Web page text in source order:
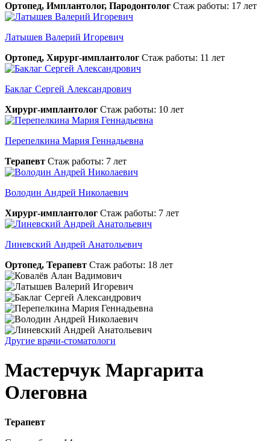
Ортопед, Имплантолог, Пародонтолог Стаж работы: 17 лет
Латышев Валерий Игоревич
Ортопед, Хирург-имплантолог Стаж работы: 11 лет
Баклаг Сергей Александрович
Хирург-имплантолог Стаж работы: 10 лет
Перепелкина Мария Геннадьевна
Терапевт Стаж работы: 7 лет
Володин Андрей Николаевич
Хирург-имплантолог Стаж работы: 7 лет
Линевский Андрей Анатольевич
Ортопед, Терапевт Стаж работы: 18 лет
Другие врачи-стоматологи
Мастерчук Маргарита
Олеговна
Терапевт